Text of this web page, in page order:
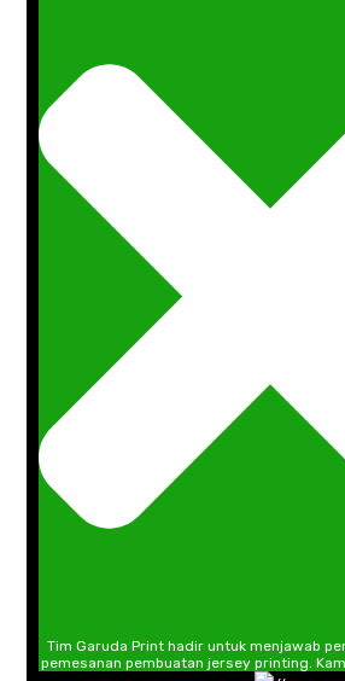
Tim Garuda Print hadir untuk menjawab
pemesanan pembuatan jersey printing.